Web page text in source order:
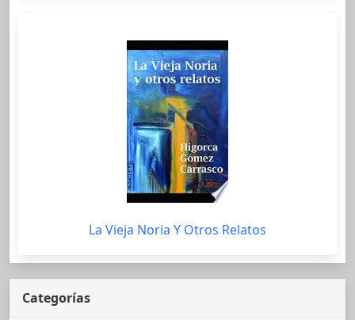
La Vieja Noria Y Otros Relatos
Categorías